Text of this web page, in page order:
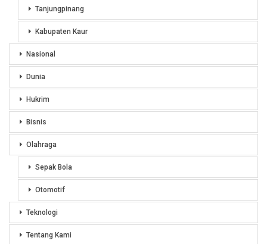
Tanjungpinang
Kabupaten Kaur
Nasional
Dunia
Hukrim
Bisnis
Olahraga
Sepak Bola
Otomotif
Teknologi
Tentang Kami